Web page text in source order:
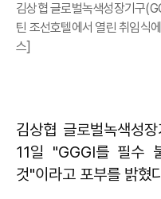
김상협 글로벌녹색성장기구
틴 조선호텔에서 열린 취임식
스]
김상협 글로벌녹색성
11일 "GGGI를 필수
것"이라고 포부를 밝혔